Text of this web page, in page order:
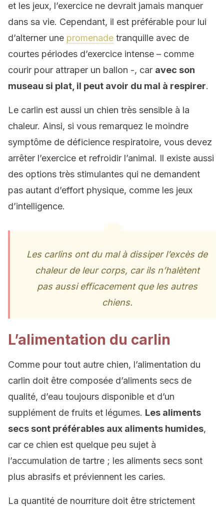
et les jeux, l’exercice ne devrait jamais manquer
dans sa vie. Cependant, il est préférable pour lui
d’alterner une promenade tranquille avec de
courtes périodes d’exercice intense – comme
courir pour attraper un ballon -, car avec son
museau si plat, il peut avoir du mal à respirer.
Le carlin est aussi un chien très sensible à la
chaleur. Ainsi, si vous remarquez le moindre
symptôme de déficience respiratoire, vous devez
arrêter l’exercice et refroidir l’animal. Il existe aussi
des options très stimulantes qui ne demandent
pas autant d’effort physique, comme les jeux
d’intelligence.
Les carlins ont du mal à dissiper l’excès de
chaleur de leur corps, car ils n’halètent
pas aussi efficacement que les autres
chiens.
L’alimentation du carlin
Comme pour tout autre chien, l’alimentation du
carlin doit être composée d’aliments secs de
qualité, d’eau toujours disponible et d’un
supplément de fruits et légumes. Les aliments
secs sont préférables aux aliments humides,
car ce chien est quelque peu sujet à
l’accumulation de tartre ; les aliments secs sont
plus abrasifs et préviennent les caries.
La quantité de nourriture doit être strictement